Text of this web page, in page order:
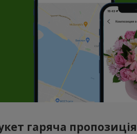
гаряча пропозиція